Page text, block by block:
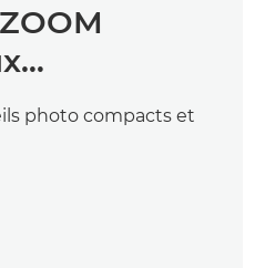
photo compacts et